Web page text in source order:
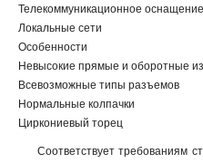
Телекоммуникационное оснащение
Локальные сети
Особенности
Невысокие прямые и оборотные
Всевозможные типы разъемов
Нормальные колпачки
Циркониевый торец
Соответствует требованиям